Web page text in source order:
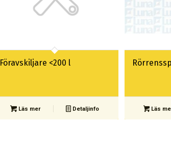
Föravskiljare <200 l
Läs mer Detaljinfo Läs